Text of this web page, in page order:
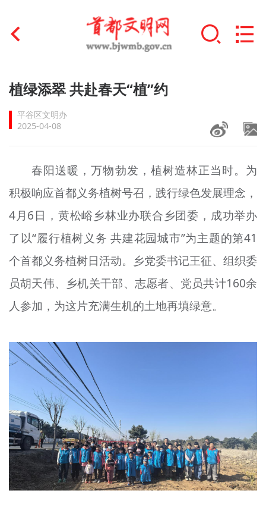
首页
文明创建
文明培育
+
未成年人思想道德建设
榜样人物
+
身边好人
文明评论
北京宣传文化引导基金
专题
资料库
植绿添翠 共赴春天“植”约
平谷区文明办
2025-04-08
春阳送暖，万物勃发，植树造林正当时。为
积极响应首都义务植树号召，践行绿色发展理念，
4月6日，黄松峪乡林业办联合乡团委，成功举办
了以“履行植树义务 共建花园城市”为主题的第41
个首都义务植树日活动。乡党委书记王征、组织委
员胡天伟、乡机关干部、志愿者、党员共计160余
人参加，为这片充满生机的土地再填绿意。